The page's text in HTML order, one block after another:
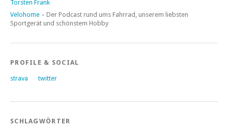
Torsten Frank
Velohome – Der Podcast rund ums Fahrrad, unserem liebsten
Sportgerät und schönstem Hobby
PROFILE & SOCIAL
strava twitter
SCHLAGWÖRTER